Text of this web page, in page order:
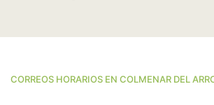
CORREOS HORARIOS EN COLMENAR DEL